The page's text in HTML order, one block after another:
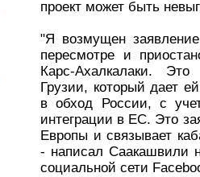
проект может быть
"Я возмущен
пересмотре и
Карс-Ахалкалаки.
Грузии, который дает
в обход России, с
интеграции в ЕС. Это
Европы и связывает
- написал Саакашвили
социальной сети